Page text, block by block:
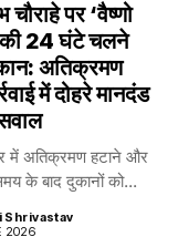
पर ‘वैष्णो
24 घंटे चलने
अतिक्रमण
में दोहरे मानदंड
में अतिक्रमण हटाने और
समय के बाद दुकानों को...
Shrivastav
2026